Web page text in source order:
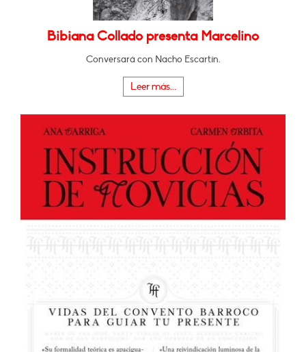
Bibiana Collado presenta Marcelino
Conversará con Nacho Escartín.
Leer más...